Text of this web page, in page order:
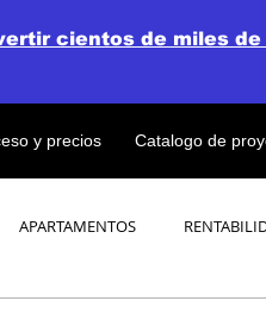
y precios Catalogo de
cientos de miles
APARTAMENTOS